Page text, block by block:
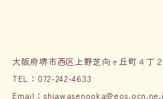
大阪府堺市西区上野芝向ヶ丘町４丁
TEL： 072-242-4633
Email：